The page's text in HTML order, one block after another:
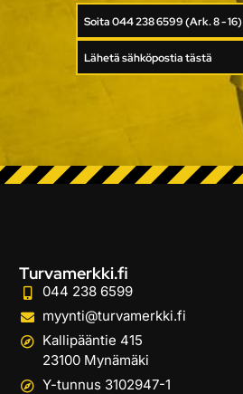
Soita 044 238 6599 (Ark. 8 - 16)
Lähetä sähköpostia tästä
Turvamerkki.fi
044 238 6599
myynti@turvamerkki.fi
Kallipääntie 415
23100 Mynämäki
Y-tunnus 3102947-1